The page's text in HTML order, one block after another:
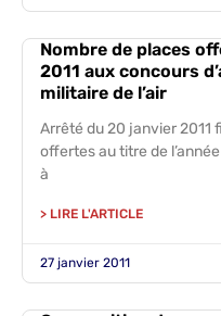
Nombre de places
2011 aux concours
militaire de l’air
Arrêté du 20 janvier 2011
offertes au titre de
à
> LIRE L'ARTICLE
27 janvier 2011